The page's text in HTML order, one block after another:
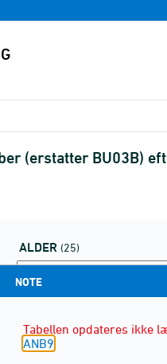
(erstatter BU03B)
ALDER (25)
NOTE
Tabellen opdateres ikke
ANB9